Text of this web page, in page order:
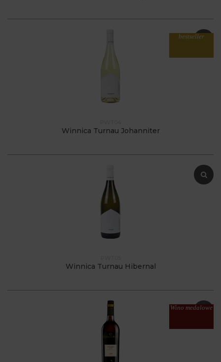
bestseller
Winnica Turnau Johanniter
Winnica Turnau Hibernal
Wino medalowe